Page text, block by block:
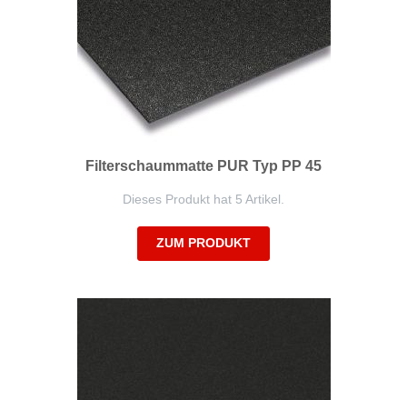
Filterschaummatte PUR Typ PP 45
Dieses Produkt hat 5 Artikel.
ZUM PRODUKT